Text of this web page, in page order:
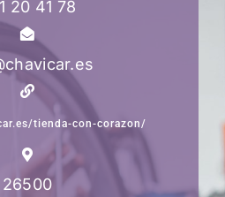
20 41 78
tienda-con-corazon/
26500